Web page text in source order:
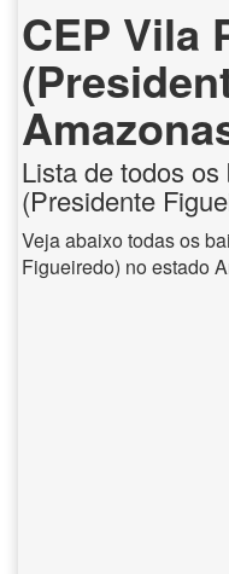
CEP Vila
Lista de todos
(Presidente
Veja abaixo todas os
Figueiredo) no estado